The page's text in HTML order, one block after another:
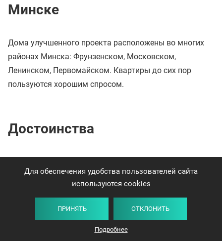
Минске
Дома улучшенного проекта расположены во многих
районах Минска: Фрунзенском, Московском,
Ленинском, Первомайском. Квартиры до сих пор
пользуются хорошим спросом.
Достоинства
сделало их не только удобнее, но дало
возможность рационально расселять различные
Увеличенный размер кухни. Может поместиться
Для обеспечения удобства пользователей сайта
используются cookies
ПРИНЯТЬ ОТКЛОНИТЬ
Подробнее